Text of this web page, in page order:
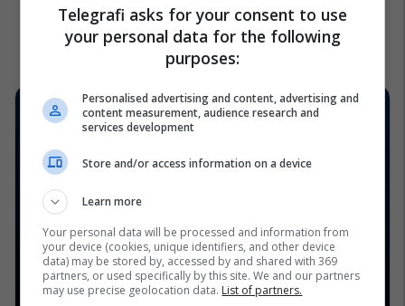
Telegrafi asks for your consent to use
your personal data for the following
purposes:
Personalised advertising and content, advertising and
content measurement, audience research and
services development
Store and/or access information on a device
Learn more
Your personal data will be processed and information from
your device (cookies, unique identifiers, and other device
data) may be stored by, accessed by and shared with 369
partners, or used specifically by this site. We and our partners
may use precise geolocation data. List of partners.